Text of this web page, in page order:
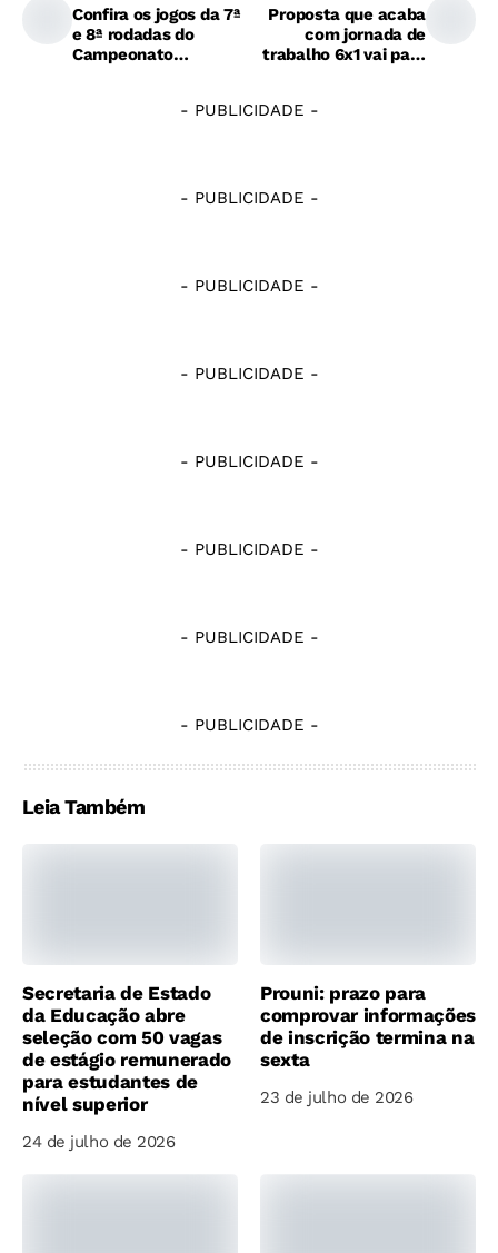
Confira os jogos da 7ª
e 8ª rodadas do
Campeonato
Proposta que acaba
com jornada de
trabalho 6x1 vai para
- PUBLICIDADE -
- PUBLICIDADE -
- PUBLICIDADE -
- PUBLICIDADE -
- PUBLICIDADE -
- PUBLICIDADE -
- PUBLICIDADE -
- PUBLICIDADE -
Leia Também
Secretaria de Estado
da Educação abre
seleção com 50 vagas
de estágio remunerado
para estudantes de
nível superior
24 de julho de 2026
Prouni: prazo para
comprovar informações
de inscrição termina na
sexta
23 de julho de 2026